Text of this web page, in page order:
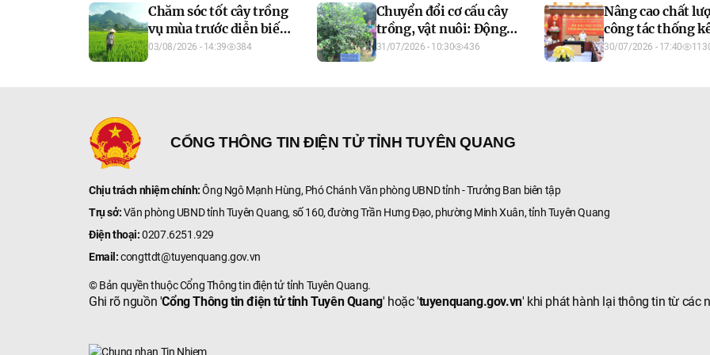
dựng cơ sở dữ liệu
đai
Chăm sóc tốt cây trồng
vụ mùa trước diễn biến
thời tiết bất lợi
03/08/2026 - 14:39 384
Chuyển đổi cơ cấu cây
trồng, vật nuôi: Động
lực nâng cao giá trị sản
xuất nông nghiệp
31/07/2026 - 10:30 436
Nâng cao chất
công tác thống
vụ hiệu quả điều
30/07/2026 - 17:40
CỔNG THÔNG TIN ĐIỆN TỬ TỈNH TUYÊN QUANG
Chịu trách nhiệm chính:Ông Ngô Mạnh Hùng, Phó Chánh Văn phòng UBND tỉnh - Trưởng Ban biên tập
Trụ sở:Văn phòng UBND tỉnh Tuyên Quang, số 160, đường Trần Hưng Đạo, phường Minh Xuân, tỉnh Tuyên Quang
Điện thoại:0207.6251.929
Email: congttdt@tuyenquang.gov.vn
© Bản quyền thuộc Cổng Thông tin điện tử tỉnh Tuyên Quang.
Ghi rõ nguồn 'Cổng Thông tin điện tử tỉnh Tuyên Quang' hoặc 'tuyenquang.gov.vn' khi phát hành lại thông tin từ các